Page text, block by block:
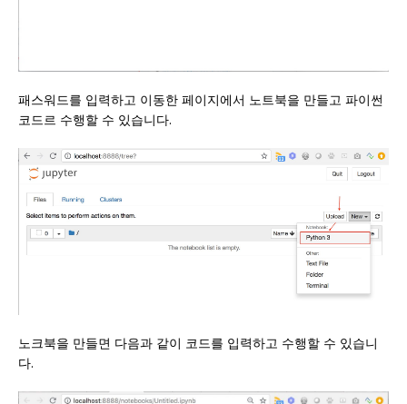
패스워드를 입력하고 이동한 페이지에서 노트북을 만들고 파이썬
코드르 수행할 수 있습니다.
노크북을 만들면 다음과 같이 코드를 입력하고 수행할 수 있습니
다.